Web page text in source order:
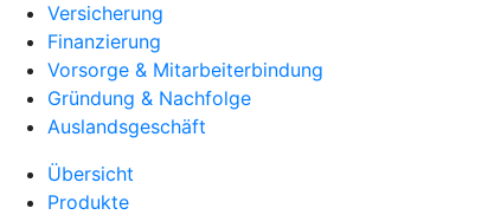
Versicherung
Finanzierung
Vorsorge & Mitarbeiterbindung
Gründung & Nachfolge
Auslandsgeschäft
Übersicht
Produkte